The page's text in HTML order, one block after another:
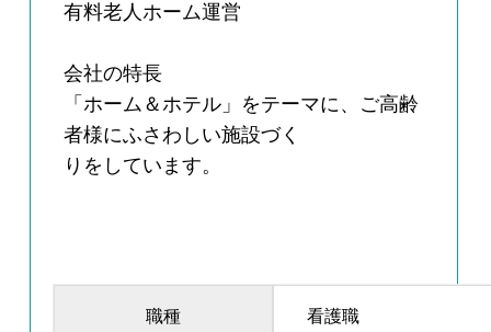
有料老人ホーム運営
会社の特長
「ホーム＆ホテル」をテーマに、ご高齢
者様にふさわしい施設づく
りをしています。
職種 看護職